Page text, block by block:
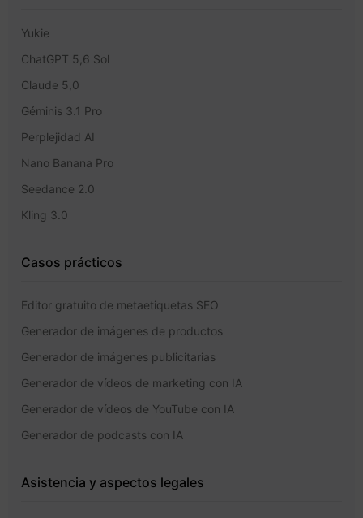
Yukie
ChatGPT 5,6 Sol
Claude 5,0
Géminis 3.1 Pro
Perplejidad AI
Nano Banana Pro
Seedance 2.0
Kling 3.0
Casos prácticos
Editor gratuito de metaetiquetas SEO
Generador de imágenes de productos
Generador de imágenes publicitarias
Generador de vídeos de marketing con IA
Generador de vídeos de YouTube con IA
Generador de podcasts con IA
Asistencia y aspectos legales